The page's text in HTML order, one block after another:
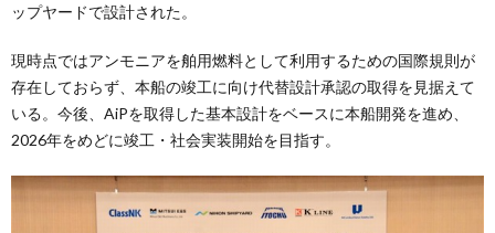
ップヤードで設計された。
現時点ではアンモニアを舶用燃料として利用するための国際規則が
存在しておらず、本船の竣工に向け代替設計承認の取得を見据えて
いる。今後、AiPを取得した基本設計をベースに本船開発を進め、
2026年をめどに竣工・社会実装開始を目指す。